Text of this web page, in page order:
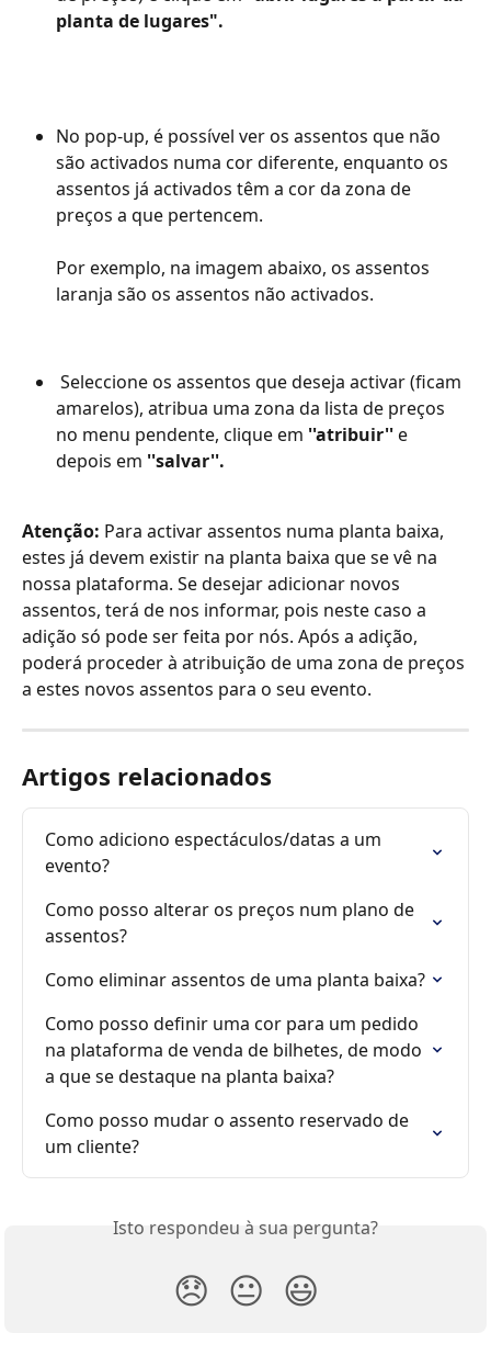
planta de lugares".
No pop-up, é possível ver os assentos que não
são activados numa cor diferente, enquanto os
assentos já activados têm a cor da zona de
preços a que pertencem.
Por exemplo, na imagem abaixo, os assentos
laranja são os assentos não activados.
amarelos), atribua uma zona da lista de preços
no menu pendente, clique em ''atribuir'' e
depois em ''salvar''.
Atenção: Para activar assentos numa planta baixa,
estes já devem existir na planta baixa que se vê na
nossa plataforma. Se desejar adicionar novos
assentos, terá de nos informar, pois neste caso a
adição só pode ser feita por nós. Após a adição,
poderá proceder à atribuição de uma zona de preços
a estes novos assentos para o seu evento.
Artigos relacionados
Como adiciono espectáculos/datas a um
evento?
Como posso alterar os preços num plano de
assentos?
Como eliminar assentos de uma planta baixa?
Como posso definir uma cor para um pedido
na plataforma de venda de bilhetes, de modo
a que se destaque na planta baixa?
Como posso mudar o assento reservado de
um cliente?
Isto respondeu à sua pergunta?
😞 😐 😃